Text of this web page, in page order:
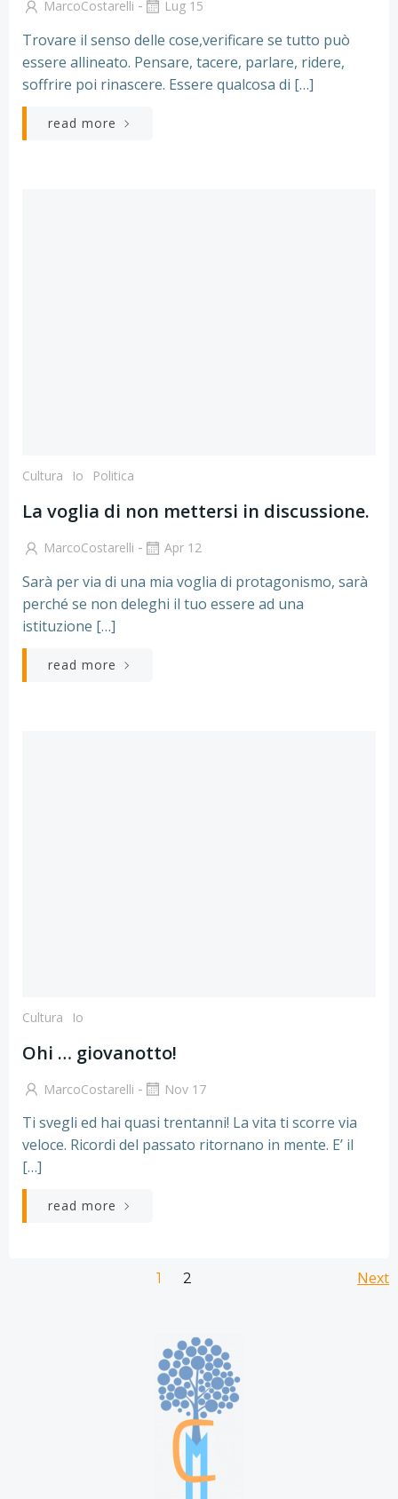
MarcoCostarelli - Lug 15
Trovare il senso delle cose,verificare se tutto può
essere allineato. Pensare, tacere, parlare, ridere,
soffrire poi rinascere. Essere qualcosa di […]
read more
Cultura Io Politica
La voglia di non mettersi in discussione.
MarcoCostarelli - Apr 12
Sarà per via di una mia voglia di protagonismo, sarà
perché se non deleghi il tuo essere ad una
istituzione […]
read more
Cultura Io
Ohi … giovanotto!
MarcoCostarelli - Nov 17
Ti svegli ed hai quasi trentanni! La vita ti scorre via
veloce. Ricordi del passato ritornano in mente. E’ il
[…]
read more
navigation
Page
1 Page
2 Next